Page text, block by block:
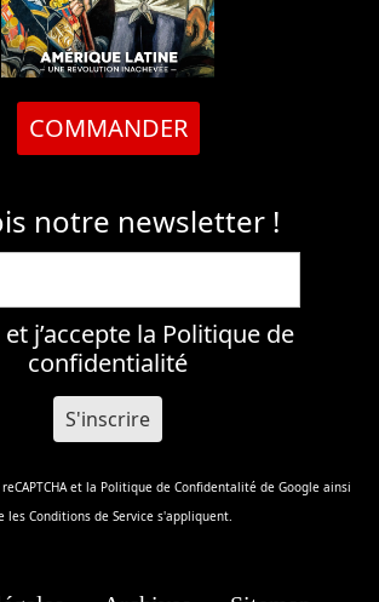
COMMANDER
notre newsletter !
et j’accepte la Politique de
confidentialité
et la Politique de Confidentalité de Google ainsi
les Conditions de Service s'appliquent.